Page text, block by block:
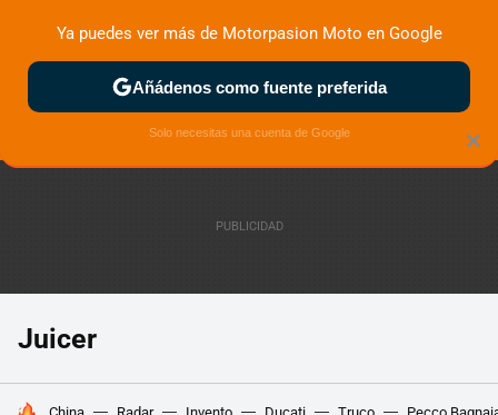
ZONA DE PRUEBAS DEPORTIVAS MOTOS ELÉCTRICAS
Juicer
×
Ya puedes ver más de Motorpasion Moto en Google
Añádenos como fuente preferida
Solo necesitas una cuenta de Google